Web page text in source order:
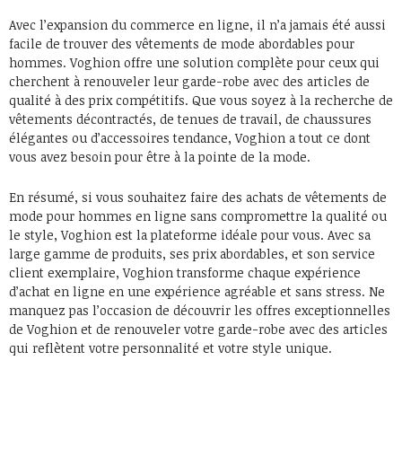
Avec l’expansion du commerce en ligne, il n’a jamais été aussi
facile de trouver des vêtements de mode abordables pour
hommes. Voghion offre une solution complète pour ceux qui
cherchent à renouveler leur garde-robe avec des articles de
qualité à des prix compétitifs. Que vous soyez à la recherche de
vêtements décontractés, de tenues de travail, de chaussures
élégantes ou d’accessoires tendance, Voghion a tout ce dont
vous avez besoin pour être à la pointe de la mode.
En résumé, si vous souhaitez faire des achats de vêtements de
mode pour hommes en ligne sans compromettre la qualité ou
le style, Voghion est la plateforme idéale pour vous. Avec sa
large gamme de produits, ses prix abordables, et son service
client exemplaire, Voghion transforme chaque expérience
d’achat en ligne en une expérience agréable et sans stress. Ne
manquez pas l’occasion de découvrir les offres exceptionnelles
de Voghion et de renouveler votre garde-robe avec des articles
qui reflètent votre personnalité et votre style unique.